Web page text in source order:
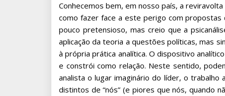
Conhecemos bem, em nosso país, a
como fazer face a este perigo com propostas
pouco pretensioso, mas creio que a
aplicação da teoria a questões políticas, mas
à própria prática analítica. O dispositivo
e constrói como relação. Neste sentido,
analista o lugar imaginário do líder, o trabalho
distintos de “nós” (e piores que nós, quando